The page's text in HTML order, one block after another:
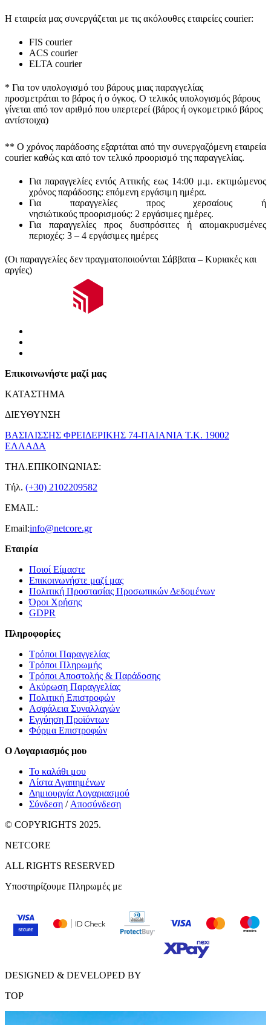
Η εταιρεία μας συνεργάζεται με τις ακόλουθες εταιρείες courier:
FIS courier
ACS courier
ELTA courier
* Για τον υπολογισμό του βάρους μιας παραγγελίας
προσμετράται το βάρος ή ο όγκος. Ο τελικός υπολογισμός βάρους
γίνεται από τον αριθμό που υπερτερεί (βάρος ή ογκομετρικό βάρος
αντίστοιχα)
** Ο χρόνος παράδοσης εξαρτάται από την συνεργαζόμενη εταιρεία
courier καθώς και από τον τελικό προορισμό της παραγγελίας.
Για παραγγελίες εντός Αττικής εως 14:00 μ.μ. εκτιμώμενος
χρόνος παράδοσης: επόμενη εργάσιμη ημέρα.
Για παραγγελίες προς χερσαίους ή
νησιώτικούς προορισμούς: 2 εργάσιμες ημέρες.
Για παραγγελίες προς δυσπρόσιτες ή απομακρυσμένες
περιοχές: 3 – 4 εργάσιμες ημέρες
(Οι παραγγελίες δεν πραγματοποιούνται Σάββατα – Κυριακές και
αργίες)
Επικοινωνήστε μαζί μας
ΚΑΤΑΣΤΗΜΑ
ΔΙΕΥΘΥΝΣΗ
ΒΑΣΙΛΙΣΣΗΣ ΦΡΕΙΔΕΡΙΚΗΣ 74-ΠΑΙΑΝΙΑ Τ.Κ. 19002
ΕΛΛΑΔΑ
ΤΗΛ.ΕΠΙΚΟΙΝΩΝΙΑΣ:
Τήλ. (+30) 2102209582
EMAIL:
Email:info@netcore.gr
Εταιρία
Ποιοί Είμαστε
Επικοινωνήστε μαζί μας
Πολιτική Προστασίας Προσωπικών Δεδομένων
Όροι Χρήσης
GDPR
Πληροφορίες
Τρόποι Παραγγελίας
Τρόποι Πληρωμής
Τρόποι Αποστολής & Παράδοσης
Ακύρωση Παραγγελίας
Πολιτική Επιστροφών
Ασφάλεια Συναλλαγών
Εγγύηση Προϊόντων
Φόρμα Επιστροφών
Ο Λογαριασμός μου
Το καλάθι μου
Λίστα Αγαπημένων
Δημιουργία Λογαριασμού
Σύνδεση / Αποσύνδεση
© COPYRIGHTS 2025.
NETCORE
ALL RIGHTS RESERVED
Υποστηρίζουμε Πληρωμές με
DESIGNED & DEVELOPED BY
TOP